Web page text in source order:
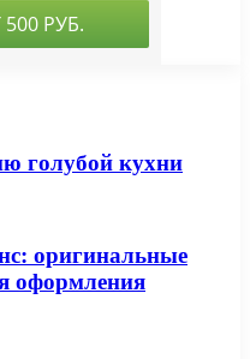
голубой кухни
оригинальные
оформления